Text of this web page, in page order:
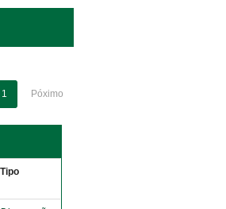
1 Póximo
Tipo